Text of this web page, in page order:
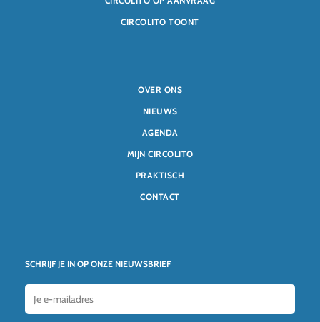
CIRCOLITO TOONT
SCHRIJF JE IN OP ONZE NIEUWSBRIEF
OVER ONS
NIEUWS
AGENDA
MIJN CIRCOLITO
PRAKTISCH
CONTACT